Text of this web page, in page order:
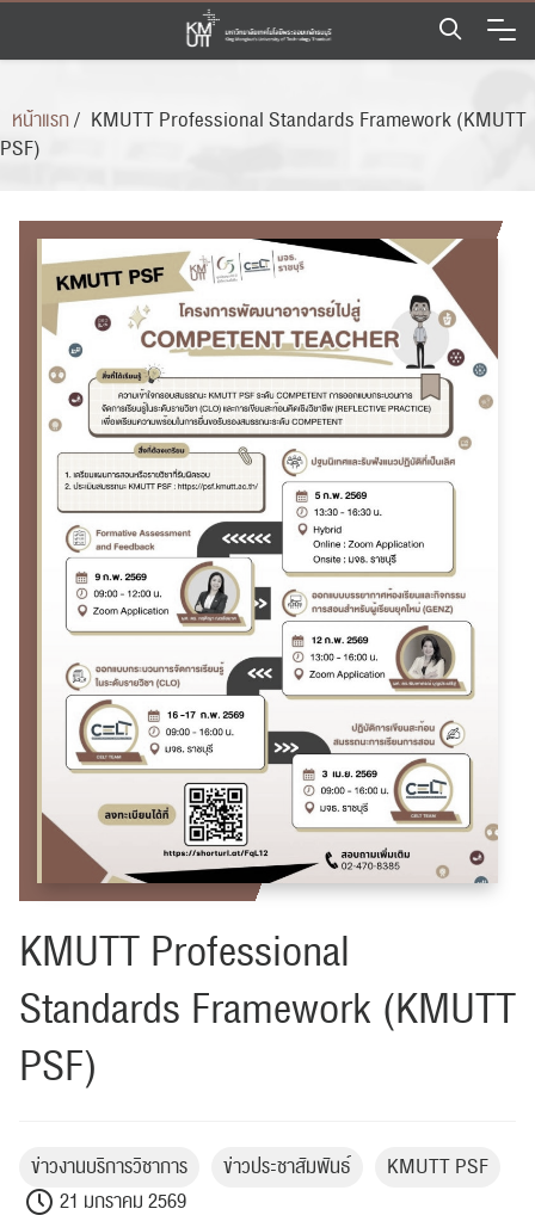
Skip
content
หน้าแรก/ KMUTT Professional Standards Framework (KMUTT
PSF)
KMUTT Professional
Standards Framework (KMUTT
PSF)
ข่าวงานบริการวิชาการ ข่าวประชาสัมพันธ์
KMUTT PSF
21 มกราคม 2569